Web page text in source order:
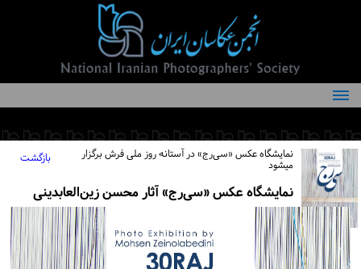
درباره انجمن
کمیته‌های انجمن
اخبار
بازگشت نمایشگاه عکس «سی‌رج» در آستانه روز ملی فرش برگزار
میشود
نمایشگاه عکس «سی‌رج» آثار محسن زین‌العابدینی